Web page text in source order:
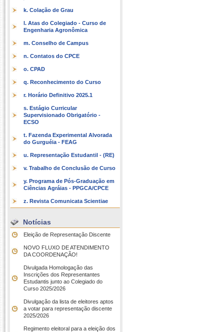
k. Colação de Grau
l. Atas do Colegiado - Curso de
Engenharia Agronômica
m. Conselho de Campus
n. Contatos do CPCE
o. CPAD
q. Reconhecimento do Curso
r. Horário Definitivo 2025.1
s. Estágio Curricular
Supervisionado Obrigatório -
ECSO
t. Fazenda Experimental Alvorada
do Gurguéia - FEAG
u. Representação Estudantil - (RE)
v. Trabalho de Conclusão de Curso
y. Programa de Pós-Graduação em
Ciências Agráias - PPGCA/CPCE
z. Revista Comunicata Scientiae
Notícias
Eleição de Representação Discente
NOVO FLUXO DE ATENDIMENTO
DA COORDENAÇÃO!
Divulgada Homologação das
Inscrições dos Representantes
Estudantis junto ao Colegiado do
Curso 2025/2026
Divulgação da lista de eleitores aptos
a votar para representação discente
2025/2026
Regimento eleitoral para a eleição dos